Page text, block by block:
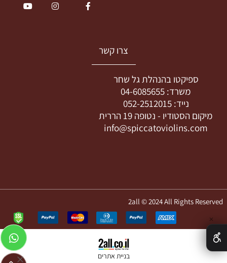
צרו קשר
ספיקטו בהנהלת גל שחר
משרד: 04-6085655
נייד:052-2512015
מיקום הסטודיו - נטופה 19 הררית
info@spiccatoviolins.com
2all © 2024 All Rights Reserved
בניית אתרים
✕